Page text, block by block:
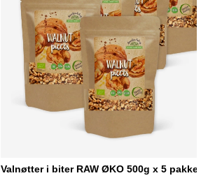
Valnøtter i biter RAW ØKO 500g x 5 pakker